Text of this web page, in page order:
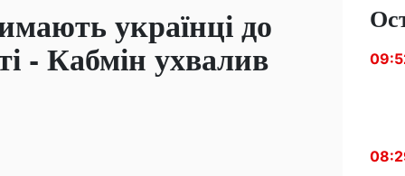
українці до
- Кабмін ухвалив